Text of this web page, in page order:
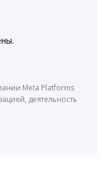
Meta Platforms
деятельность